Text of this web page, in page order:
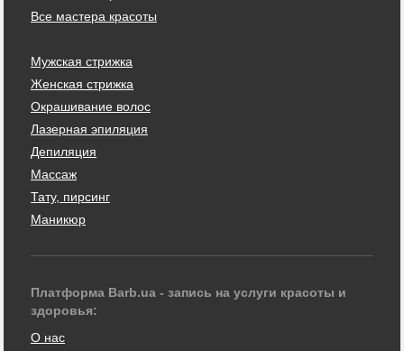
Все мастера красоты
Мужская стрижка
Женская стрижка
Окрашивание волос
Лазерная эпиляция
Депиляция
Массаж
Тату, пирсинг
Маникюр
Платформа Barb.ua - запись на услуги красоты и
здоровья:
О нас